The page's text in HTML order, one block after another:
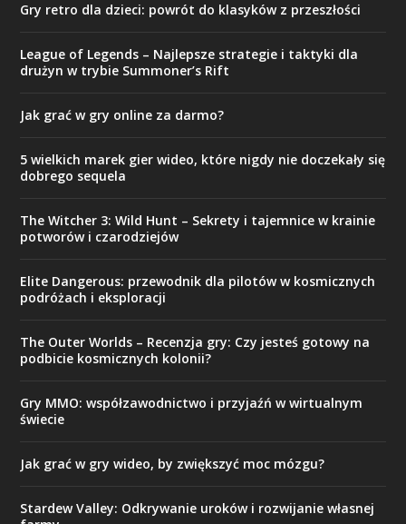
Gry retro dla dzieci: powrót do klasyków z przeszłości
League of Legends – Najlepsze strategie i taktyki dla
drużyn w trybie Summoner’s Rift
Jak grać w gry online za darmo?
5 wielkich marek gier wideo, które nigdy nie doczekały się
dobrego sequela
The Witcher 3: Wild Hunt – Sekrety i tajemnice w krainie
potworów i czarodziejów
Elite Dangerous: przewodnik dla pilotów w kosmicznych
podróżach i eksploracji
The Outer Worlds – Recenzja gry: Czy jesteś gotowy na
podbicie kosmicznych kolonii?
Gry MMO: współzawodnictwo i przyjaźń w wirtualnym
świecie
Jak grać w gry wideo, by zwiększyć moc mózgu?
Stardew Valley: Odkrywanie uroków i rozwijanie własnej